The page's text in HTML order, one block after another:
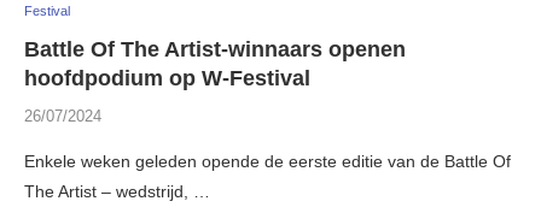
Festival
Battle Of The Artist-winnaars openen
hoofdpodium op W-Festival
26/07/2024
Enkele weken geleden opende de eerste editie van de Battle Of
The Artist – wedstrijd, …